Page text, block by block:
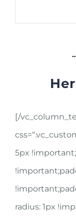
[/
5px
radius: 1px